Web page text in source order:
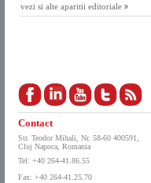
vezi si alte aparitii editoriale
Contact
Str. Teodor Mihali, Nr. 58-60 400591,
Cluj Napoca, Romania
Tel: +40 264-41.86.55
Fax: +40 264-41.25.70